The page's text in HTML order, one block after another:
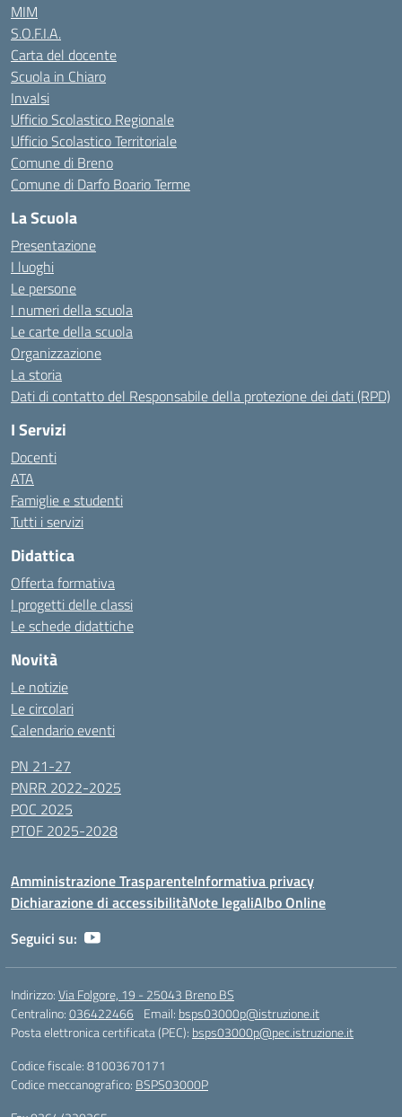
MIM
S.O.F.I.A.
Carta del docente
Scuola in Chiaro
Invalsi
Ufficio Scolastico Regionale
Ufficio Scolastico Territoriale
Comune di Breno
Comune di Darfo Boario Terme
La Scuola
Presentazione
I luoghi
Le persone
I numeri della scuola
Le carte della scuola
Organizzazione
La storia
Dati di contatto del Responsabile della protezione dei dati (RPD)
I Servizi
Docenti
ATA
Famiglie e studenti
Tutti i servizi
Didattica
Offerta formativa
I progetti delle classi
Le schede didattiche
Novità
Le notizie
Le circolari
Calendario eventi
PN 21-27
PNRR 2022-2025
POC 2025
PTOF 2025-2028
Amministrazione TrasparenteInformativa privacy
Dichiarazione di accessibilitàNote legaliAlbo Online
Seguici su:
Indirizzo:Via Folgore, 19 - 25043 Breno BS
Centralino:036422466 Email: bsps03000p@istruzione.it
Posta elettronica certificata (PEC): bsps03000p@pec.istruzione.it
Codice fiscale: 81003670171
Codice meccanografico: BSPS03000P